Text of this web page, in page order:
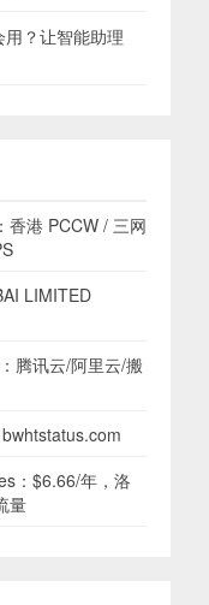
？让智能助理
香港 PCCW / 三网
LIMITED
腾讯云/阿里云/搬
：$6.66/年，洛
量